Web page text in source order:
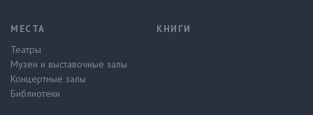
МЕСТА
Театры
Музеи и выставочные залы
Концертные залы
Библиотеки
КНИГИ